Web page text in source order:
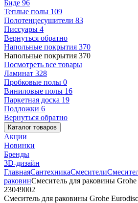
Биде 96
Теплые полы 109
Полотенцесушители 83
Писсуары 4
Вернуться обратно
Напольные покрытия 370
Напольные покрытия 370
Посмотреть все товары
Ламинат 328
Пробковые полы 0
Виниловые полы 16
Паркетная доска 19
Подложки 6
Вернуться обратно
Каталог товаров
Акции
Новинки
Бренды
3D-дизайн
ГлавнаяСантехникаСмесители
раковинСмеситель для раковины
23049002
Смеситель для раковины Grohe